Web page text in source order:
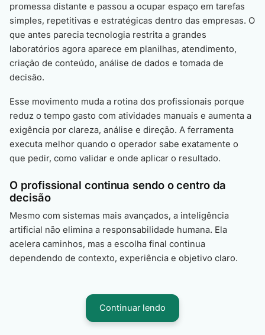
promessa distante e passou a ocupar espaço em tarefas
simples, repetitivas e estratégicas dentro das empresas. O
que antes parecia tecnologia restrita a grandes
laboratórios agora aparece em planilhas, atendimento,
criação de conteúdo, análise de dados e tomada de
decisão.
Esse movimento muda a rotina dos profissionais porque
reduz o tempo gasto com atividades manuais e aumenta a
exigência por clareza, análise e direção. A ferramenta
executa melhor quando o operador sabe exatamente o
que pedir, como validar e onde aplicar o resultado.
O profissional continua sendo o centro da
decisão
Mesmo com sistemas mais avançados, a inteligência
artificial não elimina a responsabilidade humana. Ela
acelera caminhos, mas a escolha final continua
dependendo de contexto, experiência e objetivo claro.
Continuar lendo